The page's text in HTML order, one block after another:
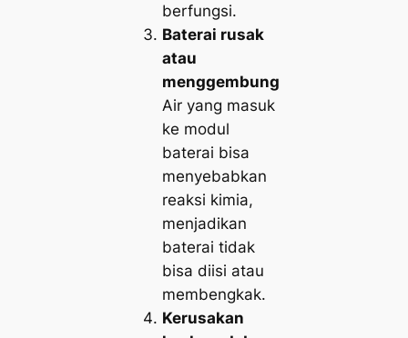
berfungsi.
Baterai rusak
atau
menggembung
Air yang masuk
ke modul
baterai bisa
menyebabkan
reaksi kimia,
menjadikan
baterai tidak
bisa diisi atau
membengkak.
Kerusakan